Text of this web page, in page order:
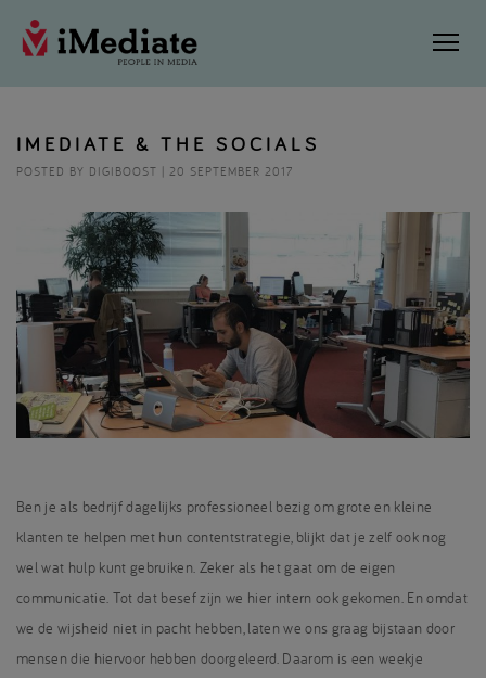
IMEDIATE & THE SOCIALS
POSTED BY DIGIBOOST | 20 SEPTEMBER 2017
Ben je als bedrijf dagelijks professioneel bezig om grote en kleine
klanten te helpen met hun contentstrategie, blijkt dat je zelf ook nog
wel wat hulp kunt gebruiken. Zeker als het gaat om de eigen
communicatie. Tot dat besef zijn we hier intern ook gekomen. En omdat
we de wijsheid niet in pacht hebben, laten we ons graag bijstaan door
mensen die hiervoor hebben doorgeleerd. Daarom is een weekje